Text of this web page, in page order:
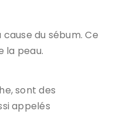
du sébum. Ce
la peau.
sont des
appelés